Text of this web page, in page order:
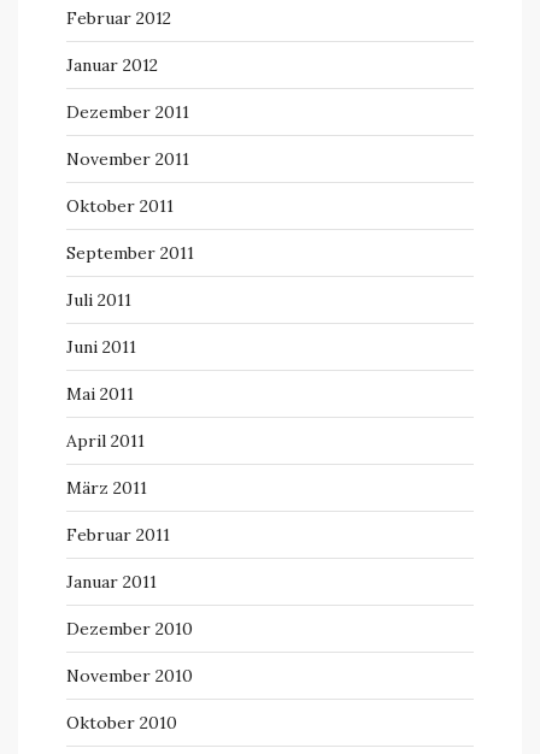
Februar 2012
Januar 2012
Dezember 2011
November 2011
Oktober 2011
September 2011
Juli 2011
Juni 2011
Mai 2011
April 2011
März 2011
Februar 2011
Januar 2011
Dezember 2010
November 2010
Oktober 2010